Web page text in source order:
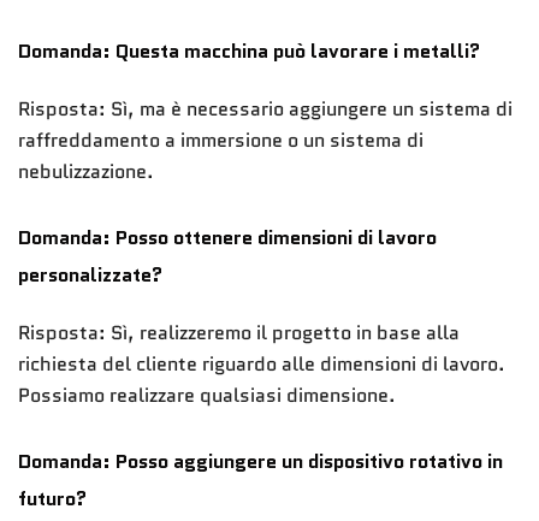
Domanda: Questa macchina può lavorare i metalli?
Risposta: Sì, ma è necessario aggiungere un sistema di
raffreddamento a immersione o un sistema di
nebulizzazione.
Domanda: Posso ottenere dimensioni di lavoro
personalizzate?
Risposta: Sì, realizzeremo il progetto in base alla
richiesta del cliente riguardo alle dimensioni di lavoro.
Possiamo realizzare qualsiasi dimensione.
Domanda: Posso aggiungere un dispositivo rotativo in
futuro?